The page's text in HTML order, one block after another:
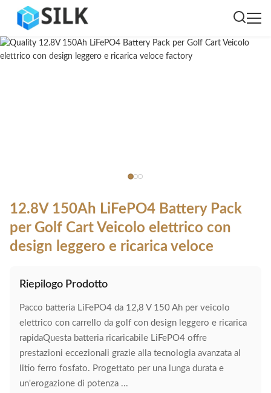
12.8V 150Ah LiFePO4 Battery Pack
per Golf Cart Veicolo elettrico con
design leggero e ricarica veloce
Riepilogo Prodotto
Pacco batteria LiFePO4 da 12,8 V 150 Ah per veicolo
elettrico con carrello da golf con design leggero e ricarica
rapidaQuesta batteria ricaricabile LiFePO4 offre
prestazioni eccezionali grazie alla tecnologia avanzata al
litio ferro fosfato. Progettato per una lunga durata e
un'erogazione di potenza ...